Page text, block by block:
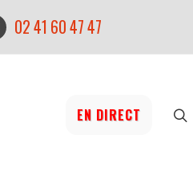
02 41 60 47 47
EN DIRECT